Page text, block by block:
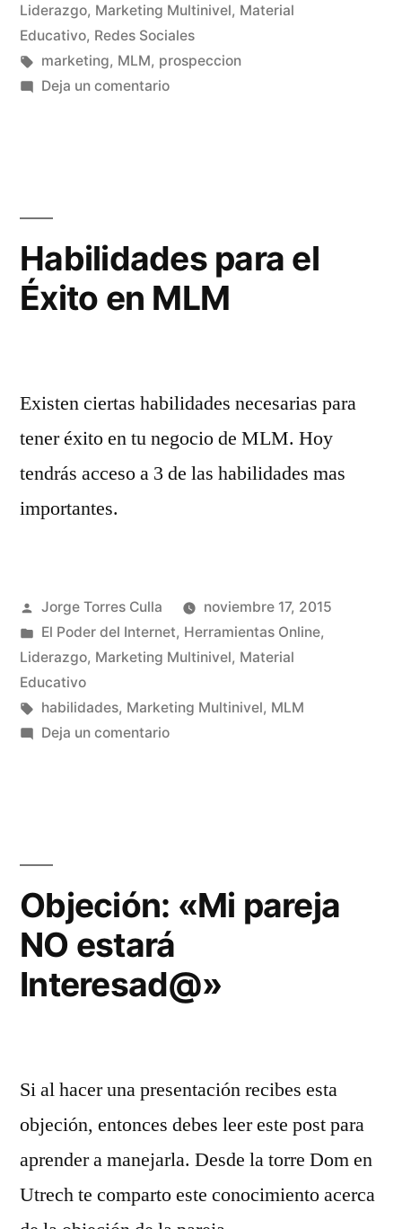
en
Liderazgo, Marketing Multinivel, Material
Educativo, Redes Sociales
Etiquetas:
marketing, MLM, prospeccion
Deja un comentarioen
Habilidades para el
Éxito en MLM
Existen ciertas habilidades necesarias para
tener éxito en tu negocio de MLM. Hoy
tendrás acceso a 3 de las habilidades mas
importantes.
Publicado
por
Jorge Torres Culla
noviembre 17, 2015
Publicado
en
El Poder del Internet, Herramientas Online,
Liderazgo, Marketing Multinivel, Material
Educativo
Etiquetas:
habilidades, Marketing Multinivel, MLM
Deja un comentarioen
Objeción: «Mi pareja
NO estará
Interesad@»
Si al hacer una presentación recibes esta
objeción, entonces debes leer este post para
aprender a manejarla. Desde la torre Dom en
Utrech te comparto este conocimiento acerca